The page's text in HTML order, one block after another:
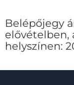
Belépőjegy
elővételben,
helyszínen: